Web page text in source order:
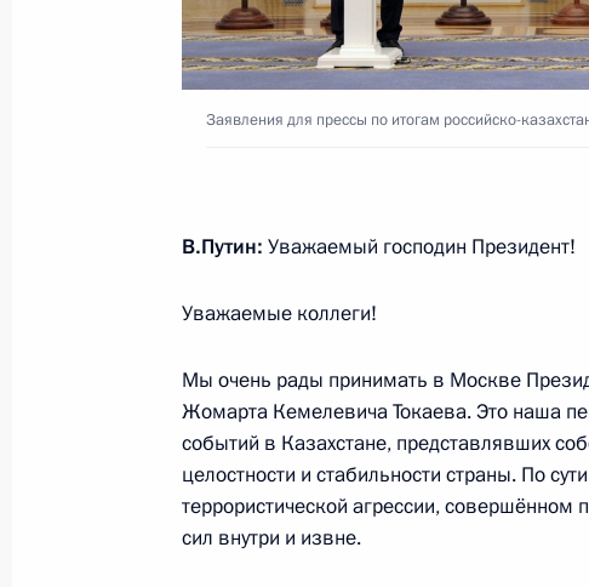
18 февраля в Москве состоятся
с Президентом Белоруссии
Пресс-конференция по итогам
15 февраля 2022 года, 17:50
Переговоры с Федеральным
Шольцем
15 февраля 2022 года, 17:00 Москва, Кремль
Заявления для прессы по итогам российско-
В.Путин: Уважаемый господин Президент!
Уважаемые коллеги!
Мы очень рады принимать в Москве
Жомарта Кемелевича Токаева. Это наша
событий в Казахстане, представлявших
целостности и стабильности страны. По
террористической агрессии, совершённом
сил внутри и извне.